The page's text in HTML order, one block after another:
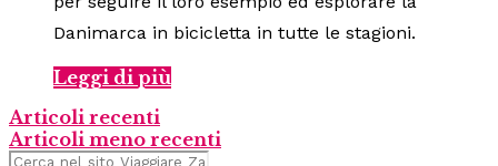
Danimarca in bicicletta in tutte le stagioni.
Leggi di più
Articoli recenti
Articoli meno recenti